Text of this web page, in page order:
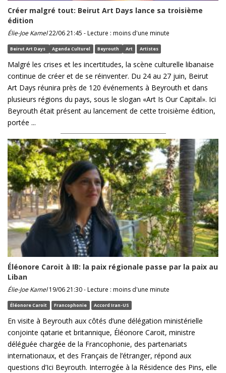
Créer malgré tout: Beirut Art Days lance sa troisième
édition
Élie-Joe Kamel22/06 21:45 - Lecture : moins d'une minute
Beirut Art Days Agenda Culturel Beyrouth Art Artistes
Malgré les crises et les incertitudes, la scène culturelle libanaise
continue de créer et de se réinventer. Du 24 au 27 juin, Beirut
Art Days réunira près de 120 événements à Beyrouth et dans
plusieurs régions du pays, sous le slogan «Art Is Our Capital». Ici
Beyrouth était présent au lancement de cette troisième édition,
portée ...
Éléonore Caroit à IB: la paix régionale passe par la paix au
Liban
Élie-Joe Kamel19/06 21:30 - Lecture : moins d'une minute
Éléonore Caroit Francophonie Accord Iran-US
En visite à Beyrouth aux côtés d’une délégation ministérielle
conjointe qatarie et britannique, Éléonore Caroit, ministre
déléguée chargée de la Francophonie, des partenariats
internationaux, et des Français de l’étranger, répond aux
questions d’Ici Beyrouth. Interrogée à la Résidence des Pins, elle